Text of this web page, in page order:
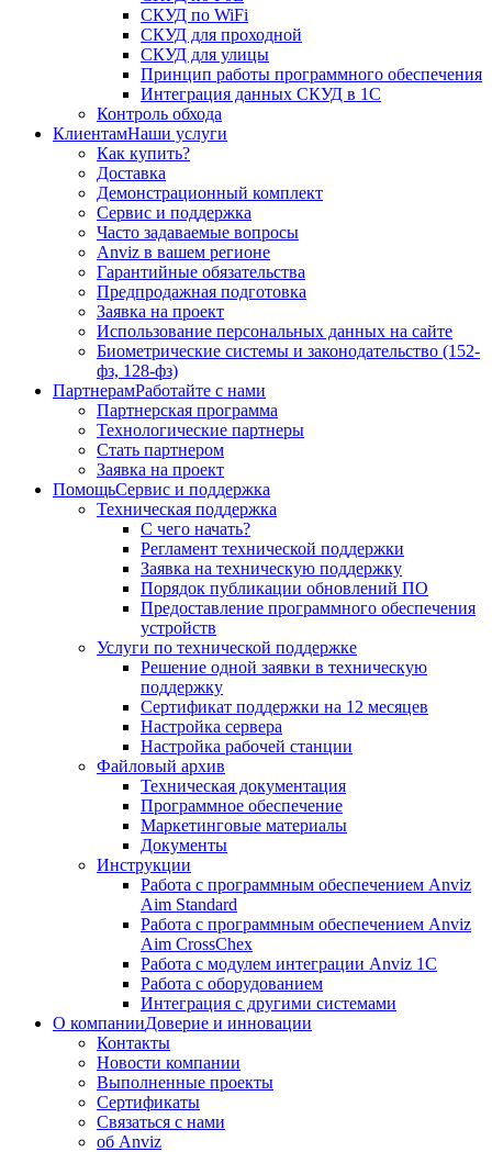
СКУД по WiFi
СКУД для проходной
СКУД для улицы
Принцип работы программного обеспечения
Интеграция данных СКУД в 1С
Контроль обхода
КлиентамНаши услуги
Как купить?
Доставка
Демонстрационный комплект
Сервис и поддержка
Часто задаваемые вопросы
Anviz в вашем регионе
Гарантийные обязательства
Предпродажная подготовка
Заявка на проект
Использование персональных данных на сайте
Биометрические системы и законодательство (152-
фз, 128-фз)
ПартнерамРаботайте с нами
Партнерская программа
Технологические партнеры
Стать партнером
Заявка на проект
ПомощьСервис и поддержка
Техническая поддержка
С чего начать?
Регламент технической поддержки
Заявка на техническую поддержку
Порядок публикации обновлений ПО
Предоставление программного обеспечения
устройств
Услуги по технической поддержке
Решение одной заявки в техническую
поддержку
Сертификат поддержки на 12 месяцев
Настройка сервера
Настройка рабочей станции
Файловый архив
Техническая документация
Программное обеспечение
Маркетинговые материалы
Документы
Инструкции
Работа с программным обеспечением Anviz
Aim Standard
Работа с программным обеспечением Anviz
Aim CrossChex
Работа с модулем интеграции Anviz 1C
Работа с оборудованием
Интеграция с другими системами
О компанииДоверие и инновации
Контакты
Новости компании
Выполненные проекты
Сертификаты
Связаться с нами
об Anviz